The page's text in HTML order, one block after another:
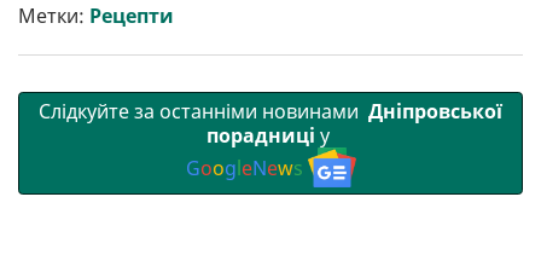
и k
Метки: Рецепти
Слідкуйте за останніми новинами Дніпровської
порадниці у
GoogleNews